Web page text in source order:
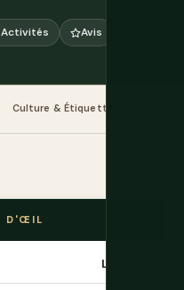
Avis
Culture & Étiquette
D'ŒIL
Londres